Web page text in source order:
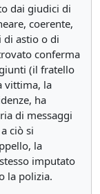
dai giudici di
coerente,
di astio o di
conferma
(il fratello
vittima, la
ha
di messaggi
ciò si
la
imputato
la polizia.